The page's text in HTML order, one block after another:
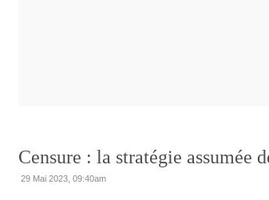
Censure : la stratégie assumée
29 Mai 2023, 09:40am